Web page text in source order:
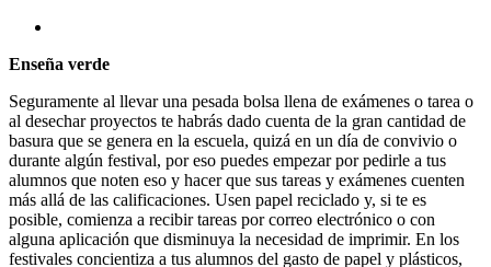
Enseña verde
Seguramente al llevar una pesada bolsa llena de exámenes o tarea o
al desechar proyectos te habrás dado cuenta de la gran cantidad de
basura que se genera en la escuela, quizá en un día de convivio o
durante algún festival, por eso puedes empezar por pedirle a tus
alumnos que noten eso y hacer que sus tareas y exámenes cuenten
más allá de las calificaciones. Usen papel reciclado y, si te es
posible, comienza a recibir tareas por correo electrónico o con
alguna aplicación que disminuya la necesidad de imprimir. En los
festivales concientiza a tus alumnos del gasto de papel y plásticos,